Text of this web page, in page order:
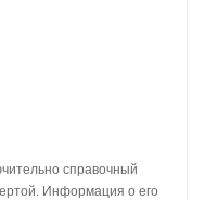
справочный
Информация о его